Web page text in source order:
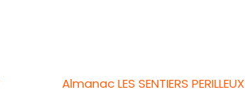
Almanac LES SENTIERS PERILLEUX